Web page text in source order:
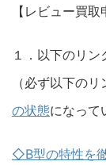
【レビュー買取
１．以下のリン
（必ず以下の
の状態になって
◇B型の特性を